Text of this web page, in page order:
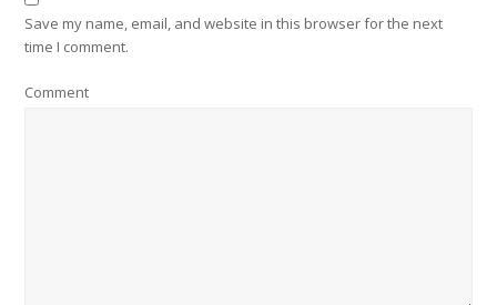
Save my name, email, and website in this browser for the next
time I comment.
Comment